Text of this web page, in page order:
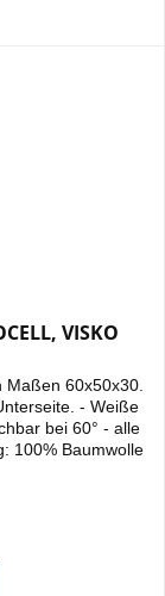
VISKO
60x50x30.
- Weiße
bei 60° - alle
100% Baumwolle
Textilien